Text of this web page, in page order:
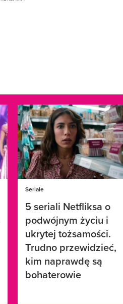
Seriale
5 seriali Netfliksa o
podwójnym życiu i
ukrytej tożsamości.
Trudno przewidzieć,
kim naprawdę są
bohaterowie